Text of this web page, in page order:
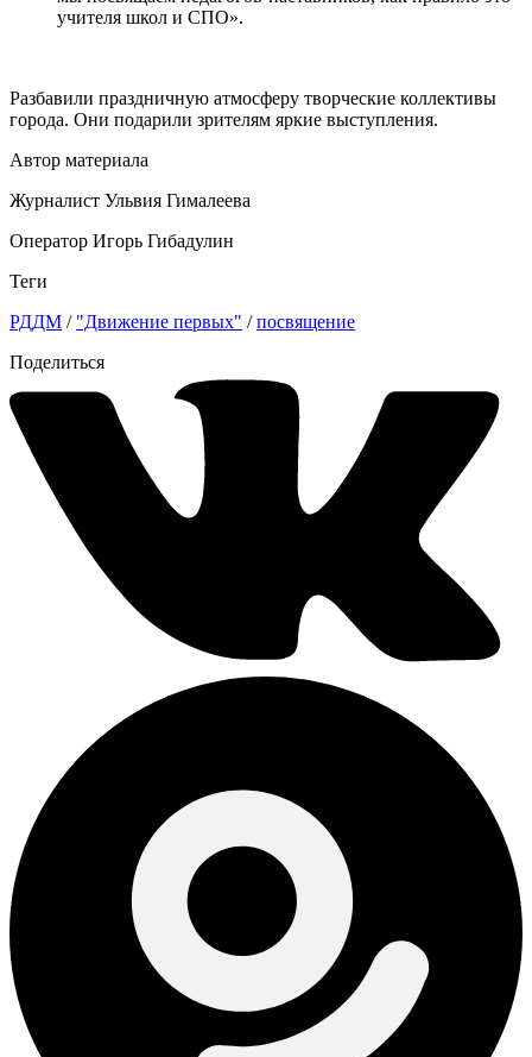
учителя школ и СПО».
Разбавили праздничную атмосферу творческие коллективы
города. Они подарили зрителям яркие выступления.
Автор материала
Журналист Ульвия Гималеева
Оператор Игорь Гибадулин
Теги
РДДМ / "Движение первых" /посвящение
Поделиться